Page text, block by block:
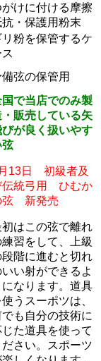
がけに付ける摩擦
抗・保護用粉末
リ粉を保管するケ
弦の保管用
国で当店でのみ製
・販売している矢
びが良く扱いやす
弦
13日 初級者及
伝統弓用 ひむか
弦 新発売
初はこの弦で離れ
習をして、上級
段階に進むと切れ
い射ができるよ
になります。道具
使うスーポツは、
も自分の技術に
じた道具を使って
ださい。スポーツ